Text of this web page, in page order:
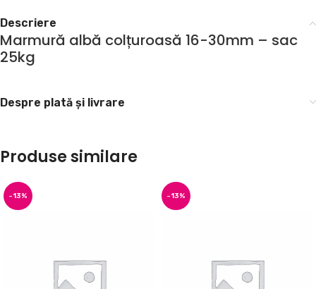
Descriere
Marmură albă colțuroasă 16-30mm – sac
25kg
Despre plată și livrare
Produse similare
-13% -13%